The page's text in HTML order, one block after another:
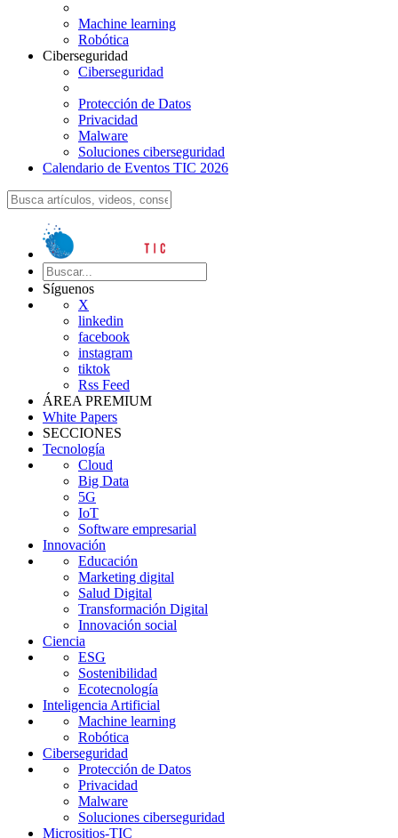
Machine learning
Robótica
Ciberseguridad
Ciberseguridad
Protección de Datos
Privacidad
Malware
Soluciones ciberseguridad
Calendario de Eventos TIC 2026
Síguenos
X
linkedin
facebook
instagram
tiktok
Rss Feed
ÁREA PREMIUM
White Papers
SECCIONES
Tecnología
Cloud
Big Data
5G
IoT
Software empresarial
Innovación
Educación
Marketing digital
Salud Digital
Transformación Digital
Innovación social
Ciencia
ESG
Sostenibilidad
Ecotecnología
Inteligencia Artificial
Machine learning
Robótica
Ciberseguridad
Protección de Datos
Privacidad
Malware
Soluciones ciberseguridad
Micrositios-TIC